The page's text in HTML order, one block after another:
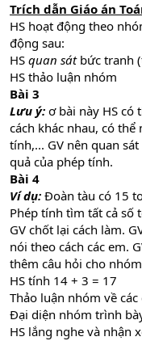
Trích dẫn Giáo án
HS hoạt động theo
động sau:
HS quan sátbức tranh
HS thảo luận nhóm
Bài 3
Lưu ý: ơ bài này HS có
cách khác nhau, có
tính,... GV nên quan
quả của phép tính.
Bài 4
Ví dụ: Đoàn tàu có 15
Phép tính tìm tất cả số
GV chốt lại cách làm.
nói theo cách các em.
thêm câu hỏi cho
HS tính 14 + 3 = 17
Thảo luận nhóm về
Đại diện nhóm trình
HS lắng nghe và nhận